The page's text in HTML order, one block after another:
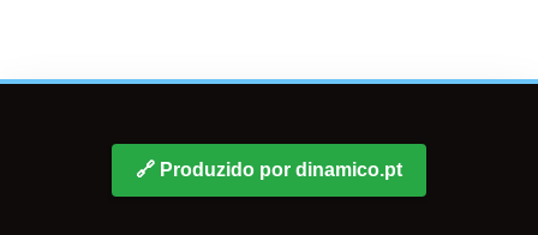
🔗 Produzido por dinamico.pt